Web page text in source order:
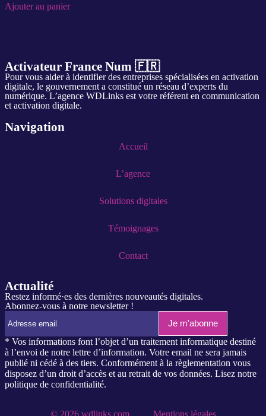
Ajouter au panier
Activateur France Num 🇫🇷
Pour vous aider à identifier des entreprises spécialisées en activation
digitale, le gouvernement a constitué un réseau d’experts du
numérique. L’agence WDLinks est votre référent en communication
et activation digitale.
Navigation
Accueil
L’agence
Solutions digitales
Témoignages
Contact
Actualité
Restez informé·es des dernières nouveautés digitales.
Abonnez-vous à notre newsletter !
* Vos informations font l’objet d’un traitement informatique destiné
à l’envoi de notre lettre d’information. Votre email ne sera jamais
publié ni cédé à des tiers. Conformément à la règlementation vous
disposez d’un droit d’accès et au retrait de vos données. Lisez notre
politique de confidentialité.
© 2026 wdlinks.com Mentions légales